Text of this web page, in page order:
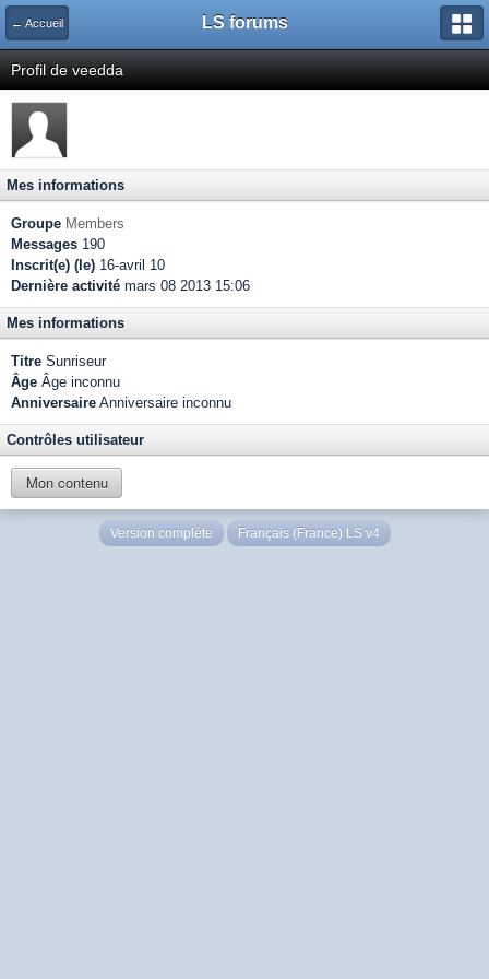
← Accueil LS forums
Profil de veedda
Mes informations
Groupe Members
Messages 190
Inscrit(e) (le) 16-avril 10
Dernière activité mars 08 2013 15:06
Mes informations
Titre Sunriseur
Âge Âge inconnu
Anniversaire Anniversaire inconnu
Contrôles utilisateur
Mon contenu
Version complète Français (France) LS v4